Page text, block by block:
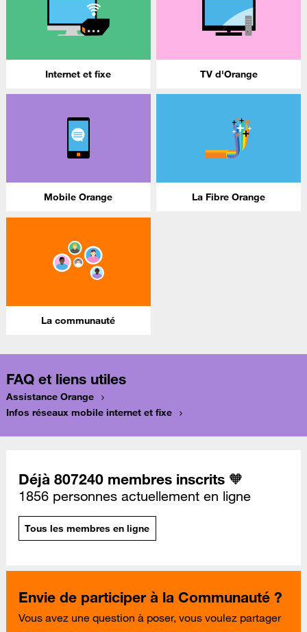
Internet et fixe TV d'Orange
Mobile Orange La Fibre Orange
La communauté
FAQ et liens utiles
Assistance Orange
Infos réseaux mobile internet et fixe
Déjà 807240 membres inscrits 🧡
1856 personnes actuellement en ligne
Tous les membres en ligne
Envie de participer à la Communauté ?
Vous avez une question à poser, vous voulez partager